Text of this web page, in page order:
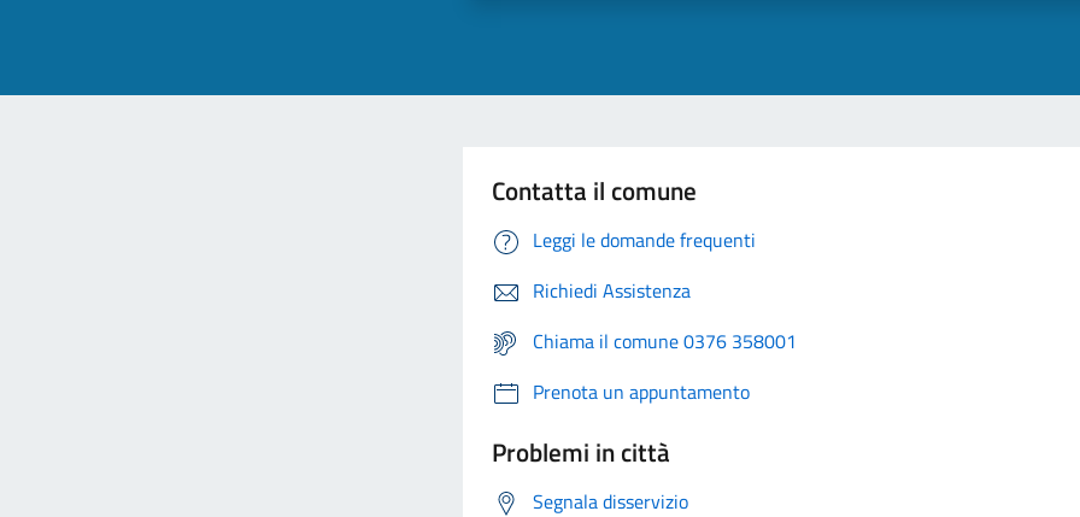
Contatta il comune
Leggi le domande frequenti
Richiedi Assistenza
Chiama il comune 0376 358001
Prenota un appuntamento
Problemi in città
Segnala disservizio